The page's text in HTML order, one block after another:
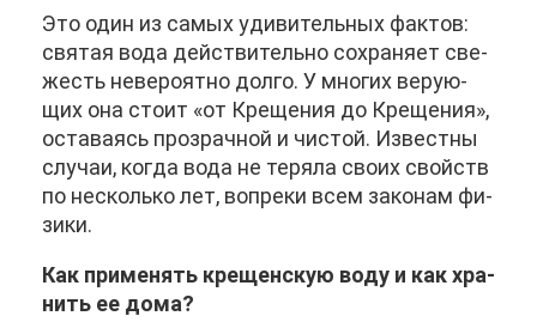
Это один из са­мых уди­ви­тель­ных фак­тов:
свя­тая во­да дей­стви­тель­но со­хра­ня­ет све­
жесть неве­ро­ят­но дол­го. У мно­гих ве­ру­ю­
щих она сто­ит «от Кре­ще­ния до Кре­ще­ния»,
оста­ва­ясь про­зрач­ной и чи­стой. Из­вест­ны
слу­чаи, ко­гда во­да не те­ря­ла сво­их свойств
по несколь­ко лет, во­пре­ки всем за­ко­нам фи­
зи­ки.
Как при­ме­нять кре­щен­скую во­ду и как хра­
нить ее до­ма?